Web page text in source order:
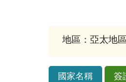
地區：亞太地區
國家名稱 簽